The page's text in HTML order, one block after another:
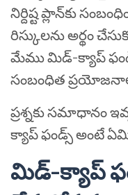
నిర్దిష్ట ప్లాన్‌కు
రిస్కులను అర్థం
మేము మిడ్-క్యాప్
సంబంధిత
ప్రశ్నకు సమాధానం
క్యాప్ ఫండ్స్ అంటే
మిడ్-క్యాప్